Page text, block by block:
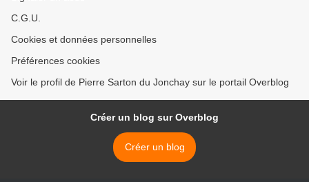
C.G.U.
Cookies et données personnelles
Préférences cookies
Voir le profil de Pierre Sarton du Jonchay sur le portail Overblog
Créer un blog sur Overblog
Créer un blog